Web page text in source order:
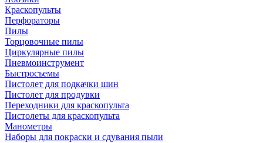
Краскопульты
Перфораторы
Пилы
Торцовочные пилы
Циркулярные пилы
Пневмоинструмент
Быстросъемы
Пистолет для подкачки шин
Пистолет для продувки
Переходники для краскопульта
Пистолеты для краскопульта
Манометры
Наборы для покраски и сдувания пыли